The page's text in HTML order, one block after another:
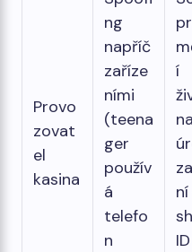
Provo
zovat
el
kasina
ng
napříč
zaříze
ními
(teena
ger
použív
á
telefo
n
í
na
ní
ID